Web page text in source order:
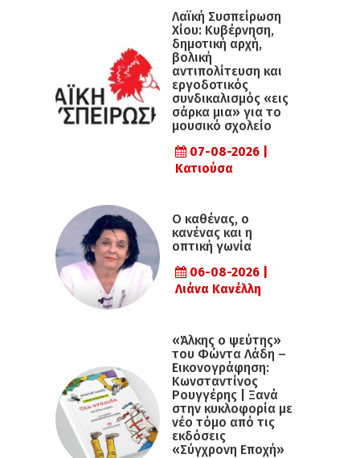
Λαϊκή Συσπείρωση
Χίου: Κυβέρνηση,
δημοτική αρχή,
βολική
αντιπολίτευση και
εργοδοτικός
συνδικαλισμός «εις
σάρκα μια» για το
μουσικό σχολείο
07-08-2026 |
Κατιούσα
Ο καθένας, ο
κανένας και η
οπτική γωνία
06-08-2026 |
Λιάνα Κανέλλη
«Άλκης ο ψεύτης»
του Φώντα Λάδη –
Εικονογράφηση:
Κωνσταντίνος
Ρουγγέρης | Ξανά
στην κυκλοφορία με
νέο τόμο από τις
εκδόσεις
«Σύγχρονη Εποχή»